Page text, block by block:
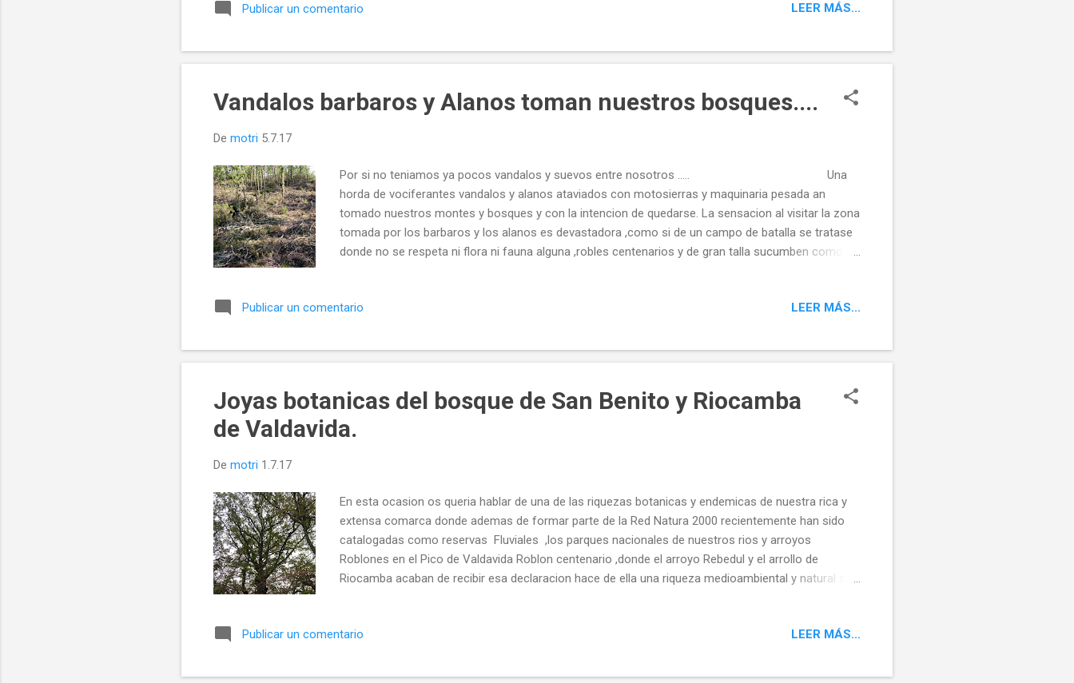
hermoso cepo que en tiempos saciaba la sed de animales y personas... hoy en dia corre la misma
levantaron en este paraje en el siglo X el monasterio de Santiago de Valdavida con s...
Publicar un comentario LEER MÁS...
Vandalos barbaros y Alanos toman nuestros bosques....
De motri 5.7.17
Por si no teniamos ya pocos vandalos y suevos entre nosotros ..... Una
horda de vociferantes vandalos y alanos ataviados con motosierras y maquinaria pesada an
tomado nuestros montes y bosques y con la intencion de quedarse. La sensacion al visitar la zona
tomada por los barbaros y los alanos es devastadora ,como si de un campo de batalla se tratase
donde no se respeta ni flora ni fauna alguna ,robles centenarios y de gran talla sucumben como
leña y quedando las peores matas medio secas torcidas y sin anobar .... Con una unica mision
Publicar un comentario LEER MÁS...
Joyas botanicas del bosque de San Benito y Riocamba
de Valdavida.
De motri 1.7.17
En esta ocasion os queria hablar de una de las riquezas botanicas y endemicas de nuestra rica y
extensa comarca donde ademas de formar parte de la Red Natura 2000 recientemente han sido
catalogadas como reservas Fluviales ,los parques nacionales de nuestros rios y arroyos
Roblones en el Pico de Valdavida Roblon centenario ,donde el arroyo Rebedul y el arrollo de
Riocamba acaban de recibir esa declaracion hace de ella una riqueza medioambiental y natural sin
endemismo botanico excepcional por estas latitudes que gracias a la gran cantidad de humedad
Valdavida siendo estos bosquetes de ribera los mas meridionales de nuestra provincia y
Publicar un comentario LEER MÁS...